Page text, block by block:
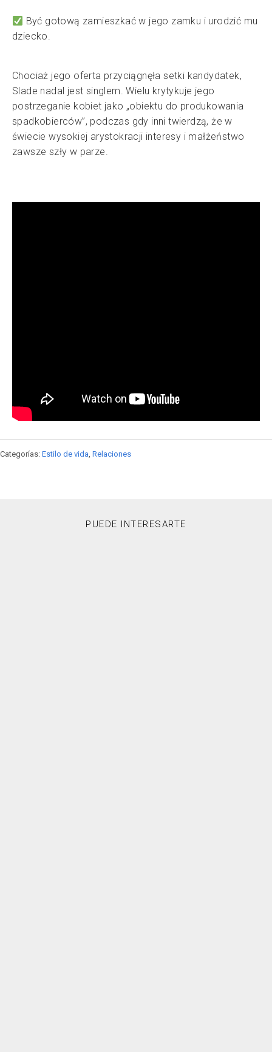
Być gotową zamieszkać w jego zamku i urodzić mu
dziecko.
Chociaż jego oferta przyciągnęła setki kandydatek,
Slade nadal jest singlem. Wielu krytykuje jego
postrzeganie kobiet jako „obiektu do produkowania
spadkobierców”, podczas gdy inni twierdzą, że w
świecie wysokiej arystokracji interesy i małżeństwo
zawsze szły w parze.
Categorías: Estilo de vida, Relaciones
PUEDE INTERESARTE